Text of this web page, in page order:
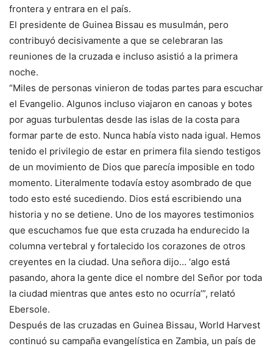
frontera y entrara en el país.
El presidente de Guinea Bissau es musulmán, pero
contribuyó decisivamente a que se celebraran las
reuniones de la cruzada e incluso asistió a la primera
noche.
“Miles de personas vinieron de todas partes para escuchar
el Evangelio. Algunos incluso viajaron en canoas y botes
por aguas turbulentas desde las islas de la costa para
formar parte de esto. Nunca había visto nada igual. Hemos
tenido el privilegio de estar en primera fila siendo testigos
de un movimiento de Dios que parecía imposible en todo
momento. Literalmente todavía estoy asombrado de que
todo esto esté sucediendo. Dios está escribiendo una
historia y no se detiene. Uno de los mayores testimonios
que escuchamos fue que esta cruzada ha endurecido la
columna vertebral y fortalecido los corazones de otros
creyentes en la ciudad. Una señora dijo… ‘algo está
pasando, ahora la gente dice el nombre del Señor por toda
la ciudad mientras que antes esto no ocurría’”, relató
Ebersole.
Después de las cruzadas en Guinea Bissau, World Harvest
continuó su campaña evangelística en Zambia, un país de